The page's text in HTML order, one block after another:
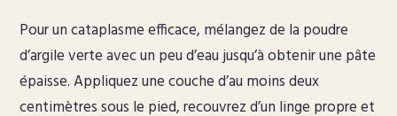
Pour un cataplasme efficace, mélangez de la poudre
d’argile verte avec un peu d’eau jusqu’à obtenir une pâte
épaisse. Appliquez une couche d’au moins deux
centimètres sous le pied, recouvrez d’un linge propre et